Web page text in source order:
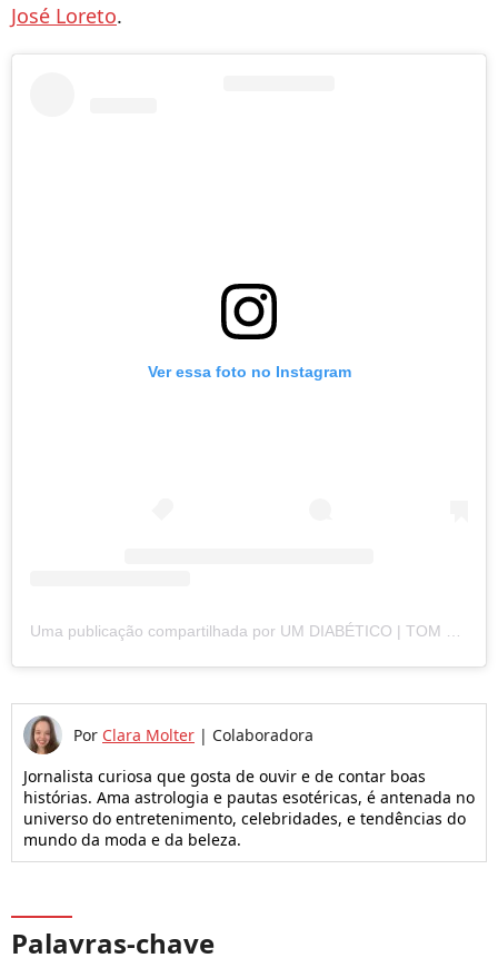
José Loreto.
Ver essa foto no Instagram
Por Clara Molter | Colaboradora
Jornalista curiosa que gosta de ouvir e de contar boas
histórias. Ama astrologia e pautas esotéricas, é antenada no
universo do entretenimento, celebridades, e tendências do
mundo da moda e da beleza.
Palavras-chave